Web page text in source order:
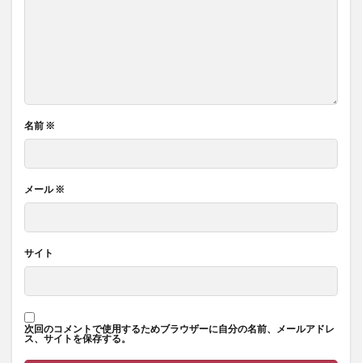
名前 ※
メール※
サイト
次回のコメントで使用するためブラウザーに自分の名前、メールアドレ
ス、サイトを保存する。